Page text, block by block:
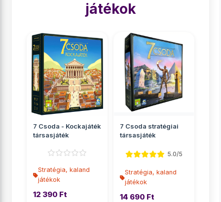
játékok
7 Csoda - Kockajáték
társasjáték
Stratégia, kaland
játékok
12 390 Ft
7 Csoda stratégiai
társasjáték
5.0/5
Stratégia, kaland
játékok
14 690 Ft